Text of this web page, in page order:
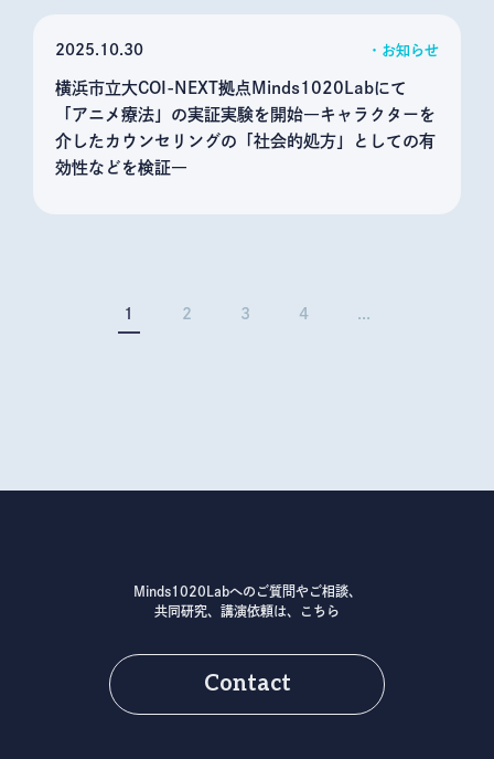
2025 10.30 お知らせ
横浜市立大COI-NEXT拠点Minds1020Labにて
「アニメ療法」の実証実験を開始―キャラクターを
介したカウンセリングの「社会的処方」としての有
効性などを検証―
1 2 3 4 ...
Minds1020Labへのご質問やご相談、
共同研究、講演依頼は、こちら
Contact